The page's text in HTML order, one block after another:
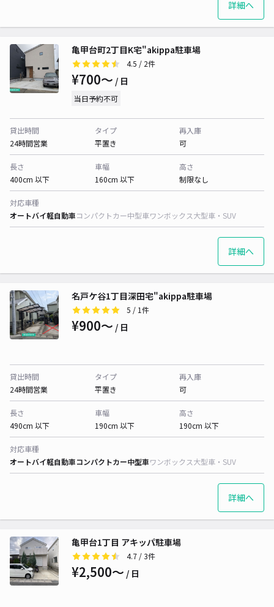
詳細へ
亀甲台町2丁目K宅"akippa駐車場
4.5 / 2件
¥700〜 / 日
当日予約不可
貸出時間
24時間営業
タイプ
平置き
再入庫
可
長さ
400cm 以下
車幅
160cm 以下
高さ
制限なし
対応車種
オートバイ軽自動車コンパクトカー中型車ワンボックス大型車・SUV
詳細へ
名戸ケ谷1丁目深田宅"akippa駐車場
5 / 1件
¥900〜 / 日
貸出時間
24時間営業
タイプ
平置き
再入庫
可
長さ
490cm 以下
車幅
190cm 以下
高さ
190cm 以下
対応車種
オートバイ軽自動車コンパクトカー中型車ワンボックス大型車・SUV
詳細へ
亀甲台1丁目 アキッパ駐車場
4.7 / 3件
¥2,500〜 / 日